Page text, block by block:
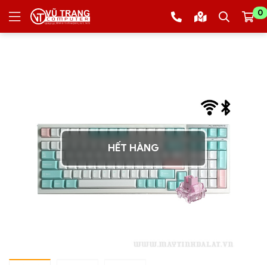
0
HẾT HÀNG